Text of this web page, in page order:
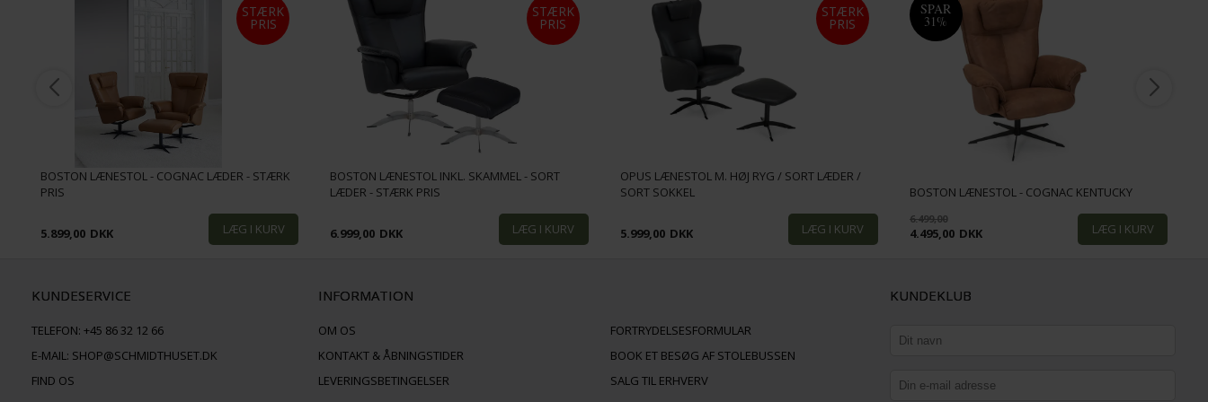
STÆRK
PRIS
BOSTON LÆNESTOL - COGNAC LÆDER - STÆRK
PRIS
5.899,00 DKK
STÆRK
PRIS
BOSTON LÆNESTOL INKL. SKAMMEL - SORT
LÆDER - STÆRK PRIS
6.999,00 DKK
STÆRK
PRIS
OPUS LÆNESTOL M. HØJ RYG / SORT LÆDER /
SORT SOKKEL
5.999,00 DKK
SPAR
31%
BOSTON LÆNESTOL - COGNAC KENTUCKY
6.499,00
4.495,00 DKK
KUNDESERVICE
TELEFON:+45 86 32 12 66
E-MAIL: SHOP@SCHMIDTHUSET.DK
FIND OS
INFORMATION
OM OS
KONTAKT & ÅBNINGSTIDER
LEVERINGSBETINGELSER
FORTRYDELSESFORMULAR
BOOK ET BESØG AF STOLEBUSSEN
SALG TIL ERHVERV
KUNDEKLUB